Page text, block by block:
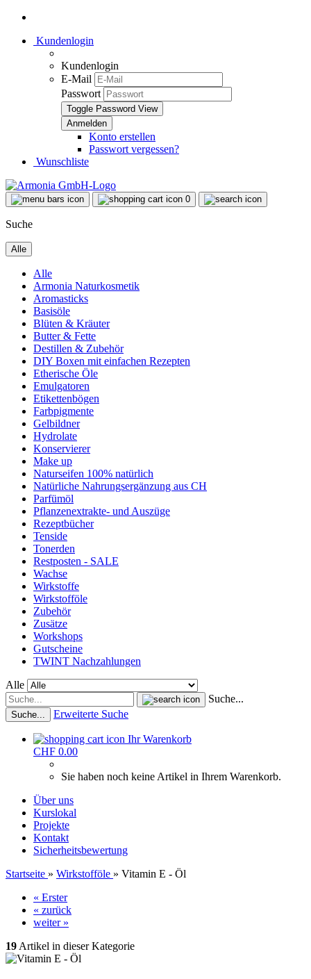
Kundenlogin
Kundenlogin
E-Mail
Passwort
Toggle Password View
Konto erstellen
Passwort vergessen?
Wunschliste
0
Suche
Alle
Alle
Armonia Naturkosmetik
Aromasticks
Basisöle
Blüten & Kräuter
Butter & Fette
Destillen & Zubehör
DIY Boxen mit einfachen Rezepten
Etherische Öle
Emulgatoren
Etikettenbögen
Farbpigmente
Gelbildner
Hydrolate
Konservierer
Make up
Naturseifen 100% natürlich
Natürliche Nahrungsergänzung aus CH
Parfümöl
Pflanzenextrakte- und Auszüge
Rezeptbücher
Tenside
Tonerden
Restposten - SALE
Wachse
Wirkstoffe
Wirkstofföle
Zubehör
Zusätze
Workshops
Gutscheine
TWINT Nachzahlungen
Alle
Suche...
Suche... Erweiterte Suche
Ihr Warenkorb
CHF 0.00
Sie haben noch keine Artikel in Ihrem Warenkorb.
Über uns
Kurslokal
Projekte
Kontakt
Sicherheitsbewertung
Startseite » Wirkstofföle » Vitamin E - Öl
« Erster
« zurück
weiter »
19 Artikel in dieser Kategorie